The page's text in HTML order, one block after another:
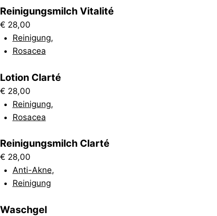
Reinigungsmilch Vitalité
€ 28,00
Reinigung,
Rosacea
Lotion Clarté
€ 28,00
Reinigung,
Rosacea
Reinigungsmilch Clarté
€ 28,00
Anti-Akne,
Reinigung
Waschgel